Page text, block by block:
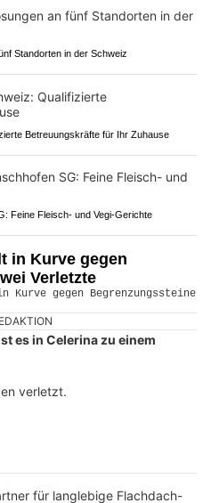
Standorten in der Schweiz
Betreuungskräfte für Ihr Zuhause
Feine Fleisch- und Vegi-Gerichte
in Kurve gegen
Verletzte
es in Celerina zu einem
verletzt.